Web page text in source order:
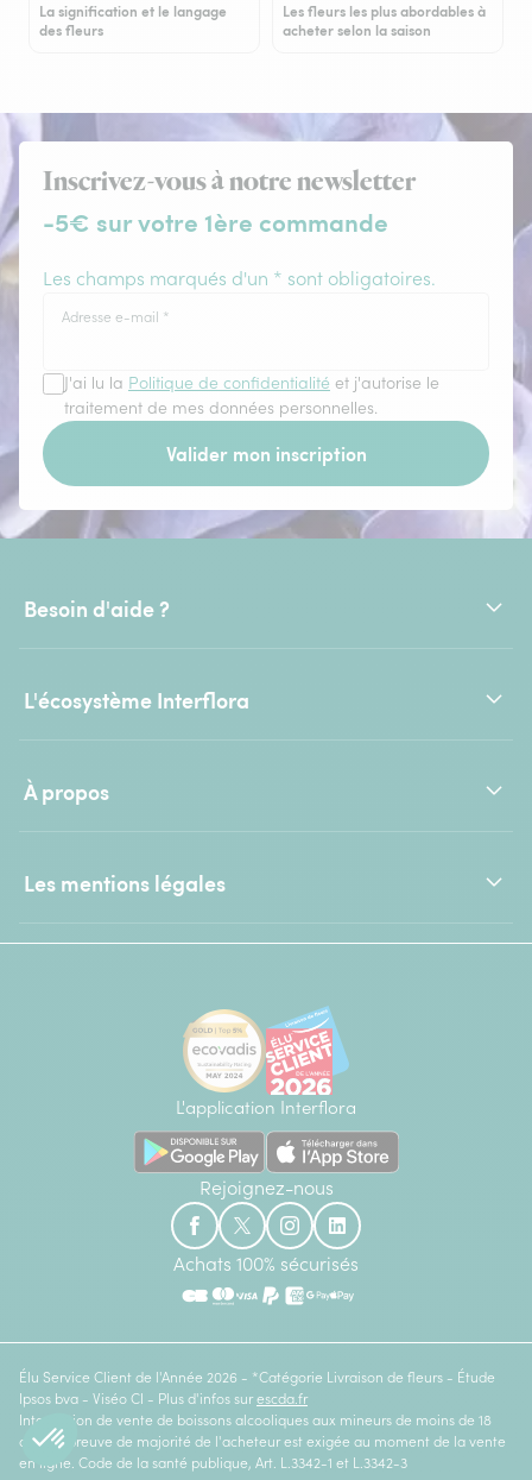
La signification et le langage
des fleurs
Les fleurs les plus abordables à
acheter selon la saison
Inscrivez-vous à notre newsletter
-5€ sur votre 1ère commande
Les champs marqués d'un * sont obligatoires.
Adresse e-mail *
J'ai lu la Politique de confidentialité et j'autorise le
traitement de mes données personnelles.
Valider mon inscription
Besoin d'aide ?
L'écosystème Interflora
À propos
Les mentions légales
L'application Interflora
Rejoignez-nous
Achats 100% sécurisés
Élu Service Client de l'Année 2026 - *Catégorie Livraison de fleurs - Étude
Ipsos bva - Viséo CI - Plus d'infos sur escda.fr
Interdiction de vente de boissons alcooliques aux mineurs de moins de 18
ans. La preuve de majorité de l'acheteur est exigée au moment de la vente
en ligne. Code de la santé publique, Art. L.3342-1 et L.3342-3